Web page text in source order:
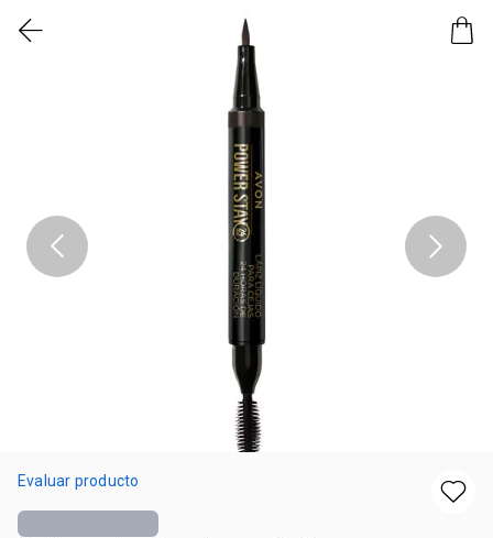
Evaluar producto